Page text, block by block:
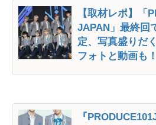
【取材レポ】「
JAPAN」最終回
定、写真盛りだ
フォトと動画も！
『